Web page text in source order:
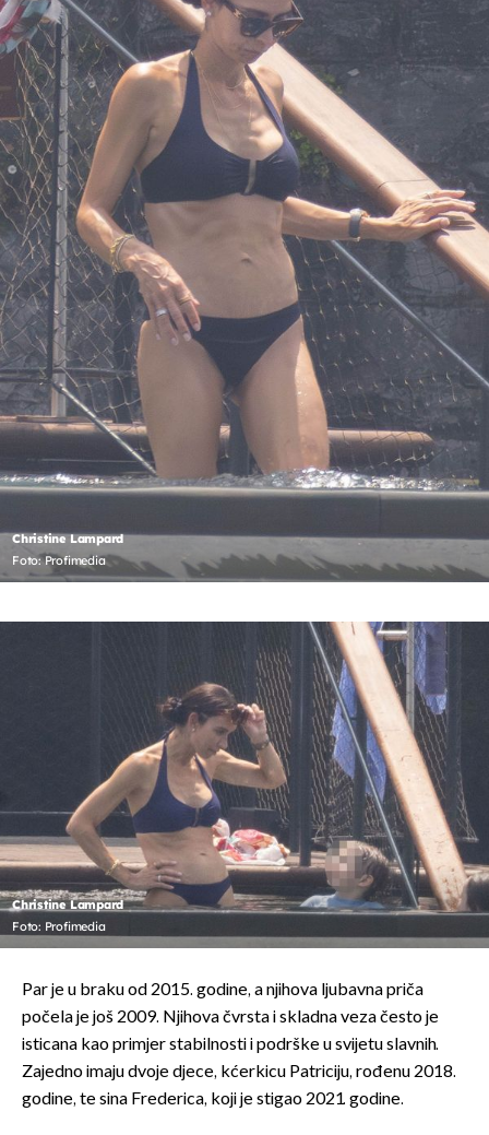
Christine Lampard
Foto: Profimedia
Christine Lampard
Foto: Profimedia
Par je u braku od 2015. godine, a njihova ljubavna priča
počela je još 2009. Njihova čvrsta i skladna veza često je
isticana kao primjer stabilnosti i podrške u svijetu slavnih.
Zajedno imaju dvoje djece, kćerkicu Patriciju, rođenu 2018.
godine, te sina Frederica, koji je stigao 2021. godine.